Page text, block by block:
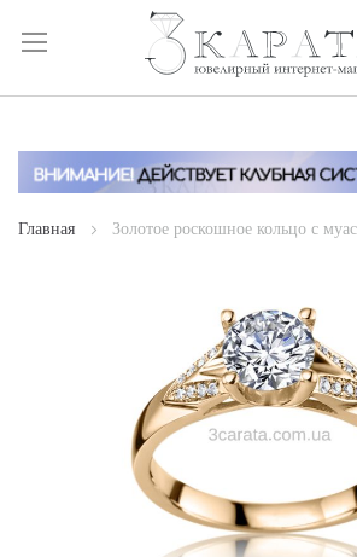
Skip
Content
Главная Золотое роскошное кольцо с